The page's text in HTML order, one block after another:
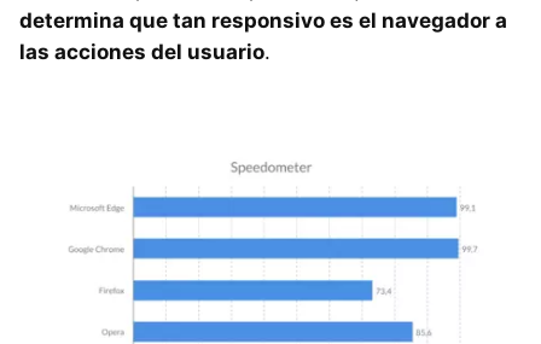
determina que tan responsivo es el navegador a
las acciones del usuario.